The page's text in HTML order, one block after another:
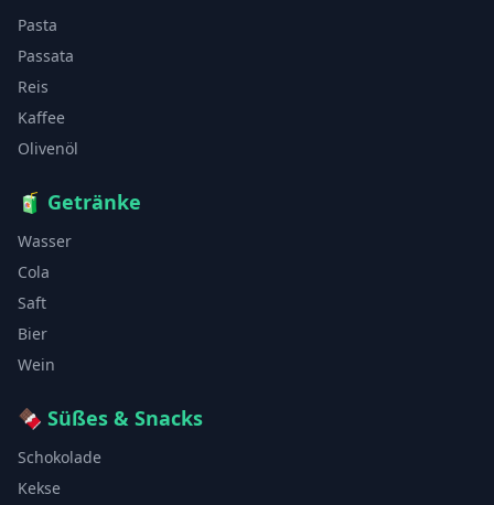
Pasta
Passata
Reis
Kaffee
Olivenöl
🧃 Getränke
Wasser
Cola
Saft
Bier
Wein
🍫 Süßes & Snacks
Schokolade
Kekse